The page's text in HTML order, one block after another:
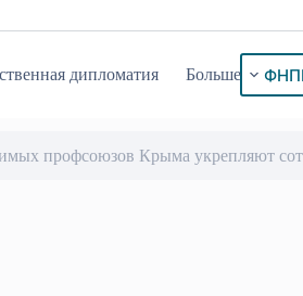
дипломатия Больше
профсоюзов Крыма укрепляют